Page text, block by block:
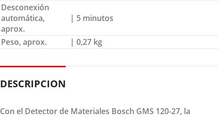
Desconexión
automática,
aprox.
| 5 minutos
Peso, aprox. | 0,27 kg
DESCRIPCION
Con el Detector de Materiales Bosch GMS 120-27, la